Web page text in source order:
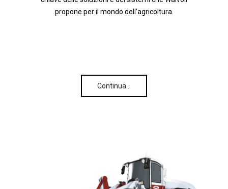
propone per il mondo dell’agricoltura.
Continua…